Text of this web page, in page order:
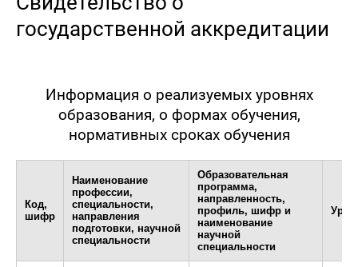
государственной аккредитации
Информация о реализуемых уровнях
образования, о формах обучения,
нормативных сроках обучения
Код,
шифр
Наименование
профессии,
специальности,
направления
подготовки, научной
специальности
Образовательная
программа,
направленность,
профиль, шифр и
наименование
научной
специальности